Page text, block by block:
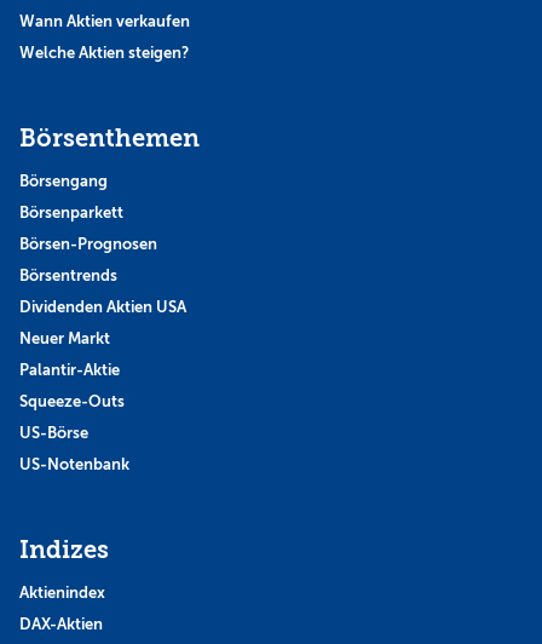
Wann Aktien verkaufen
Welche Aktien steigen?
Börsenthemen
Börsengang
Börsenparkett
Börsen-Prognosen
Börsentrends
Dividenden Aktien USA
Neuer Markt
Palantir-Aktie
Squeeze-Outs
US-Börse
US-Notenbank
Indizes
Aktienindex
DAX-Aktien